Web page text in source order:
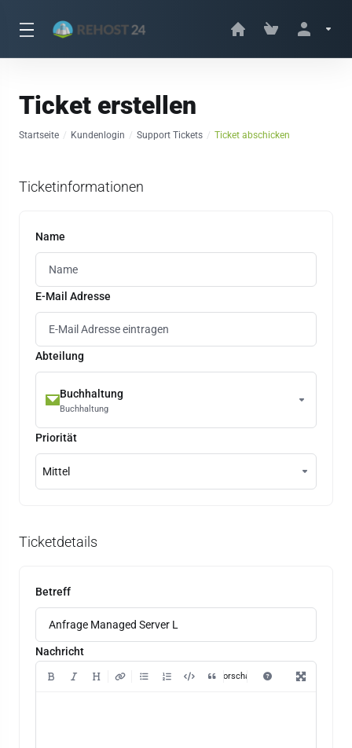
Ticket erstellen
Startseite Kundenlogin Support Tickets Ticket abschicken
Ticketinformationen
Name
E-Mail Adresse
Abteilung
Buchhaltung
Buchhaltung
Priorität
Mittel
Ticketdetails
Betreff
Nachricht
Vorschau